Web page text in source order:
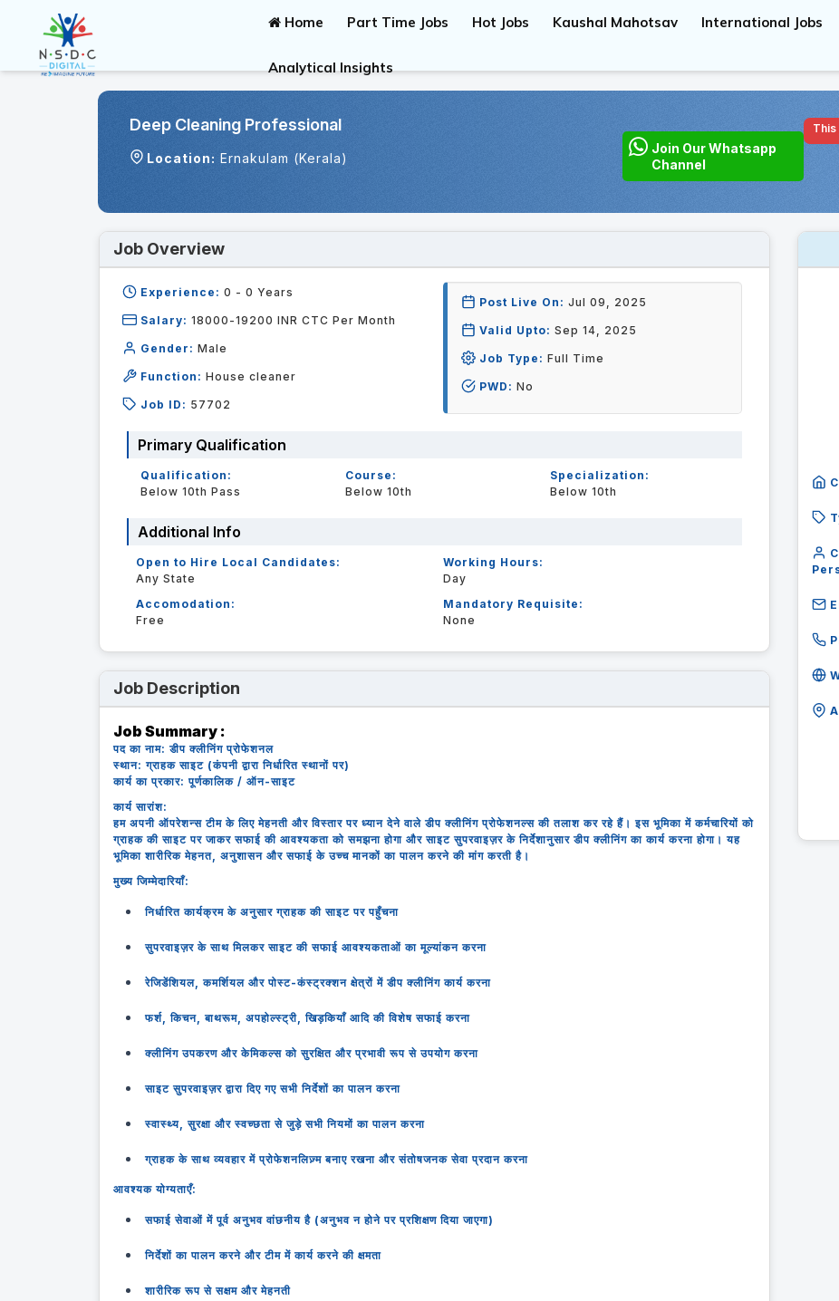
Home Part Time Jobs Hot Jobs Kaushal Mahotsav International Jobs
Analytical Insights
Deep Cleaning Professional
Location: Ernakulam (Kerala)
Join Our Whatsapp
Channel
Job Overview
Experience: 0 - 0 Years
Salary: 18000-19200 INR CTC Per Month
Gender: Male
Function: House cleaner
Job ID: 57702
Post Live On: Jul 09, 2025
Valid Upto: Sep 14, 2025
Job Type: Full Time
PWD: No
Primary Qualification
Qualification:
Below 10th Pass
Course:
Below 10th
Specialization:
Below 10th
Additional Info
Open to Hire Local Candidates:
Any State
Working Hours:
Day
Accomodation:
Free
Mandatory Requisite:
None
Job Description
Job Summary :
पद का नाम: डीप क्लीनिंग प्रोफेशनल
स्थान: ग्राहक साइट (कंपनी द्वारा निर्धारित स्थानों पर)
कार्य का प्रकार: पूर्णकालिक / ऑन-साइट
कार्य सारांश:
हम अपनी ऑपरेशन्स टीम के लिए मेहनती और विस्तार पर ध्यान देने वाले डीप क्लीनिंग प्रोफेशनल्स की तलाश कर रहे हैं। इस भूमिका में कर्मचारियों को
ग्राहक की साइट पर जाकर सफाई की आवश्यकता को समझना होगा और साइट सुपरवाइज़र के निर्देशानुसार डीप क्लीनिंग का कार्य करना होगा। यह
भूमिका शारीरिक मेहनत, अनुशासन और सफाई के उच्च मानकों का पालन करने की मांग करती है।
मुख्य जिम्मेदारियाँ:
निर्धारित कार्यक्रम के अनुसार ग्राहक की साइट पर पहुँचना
सुपरवाइज़र के साथ मिलकर साइट की सफाई आवश्यकताओं का मूल्यांकन करना
रेजिडेंशियल, कमर्शियल और पोस्ट-कंस्ट्रक्शन क्षेत्रों में डीप क्लीनिंग कार्य करना
फर्श, किचन, बाथरूम, अपहोल्स्ट्री, खिड़कियाँ आदि की विशेष सफाई करना
क्लीनिंग उपकरण और केमिकल्स को सुरक्षित और प्रभावी रूप से उपयोग करना
साइट सुपरवाइज़र द्वारा दिए गए सभी निर्देशों का पालन करना
स्वास्थ्य, सुरक्षा और स्वच्छता से जुड़े सभी नियमों का पालन करना
ग्राहक के साथ व्यवहार में प्रोफेशनलिज़्म बनाए रखना और संतोषजनक सेवा प्रदान करना
आवश्यक योग्यताएँ:
सफाई सेवाओं में पूर्व अनुभव वांछनीय है (अनुभव न होने पर प्रशिक्षण दिया जाएगा)
निर्देशों का पालन करने और टीम में कार्य करने की क्षमता
शारीरिक रूप से सक्षम और मेहनती